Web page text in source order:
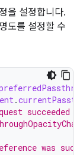
을 설정합니다.
도를 설정할 수
.
succeeded
was